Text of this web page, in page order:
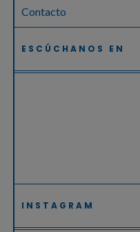
Contacto
ESCÚCHANOS EN
INSTAGRAM